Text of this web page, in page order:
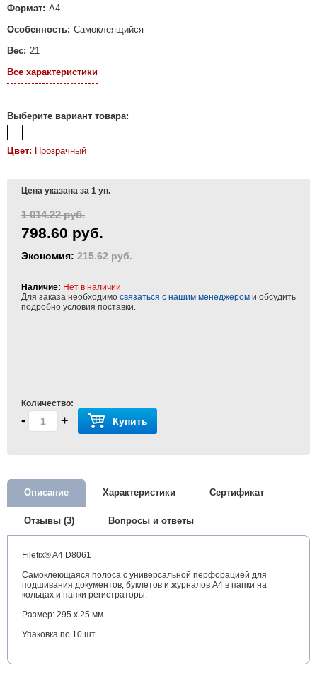
Формат: А4
Особенность: Самоклеящийся
Вес: 21
Все характеристики
Выберите вариант товара:
Цвет: Прозрачный
Цена указана за 1 уп.
1 014.22 руб.
798.60 руб.
Экономия: 215.62 руб.
Наличие: Нет в наличии
Для заказа необходимо связаться с нашим менеджером и обсудить
подробно условия поставки.
Количество:
- + Купить
Описание Характеристики Сертификат
Отзывы (3) Вопросы и ответы
Filefix® A4 D8061
Самоклеющаяся полоса с универсальной перфорацией для
подшивания документов, буклетов и журналов А4 в папки на
кольцах и папки регистраторы.
Размер: 295 х 25 мм.
Упаковка по 10 шт.